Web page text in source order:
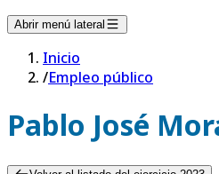
Abrir menú lateral
Inicio
/Empleo público
Pablo José